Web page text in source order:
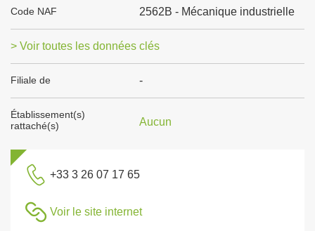
Code NAF 2562B - Mécanique industrielle
> Voir toutes les données clés
Filiale de -
Établissement(s)
rattaché(s)
Aucun
+33 3 26 07 17 65
Voir le site internet